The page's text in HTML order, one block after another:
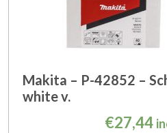
Makita – P-42852 –
white v.
€27,44